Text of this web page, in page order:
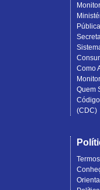
Pública
Como
Quem
(CDC)